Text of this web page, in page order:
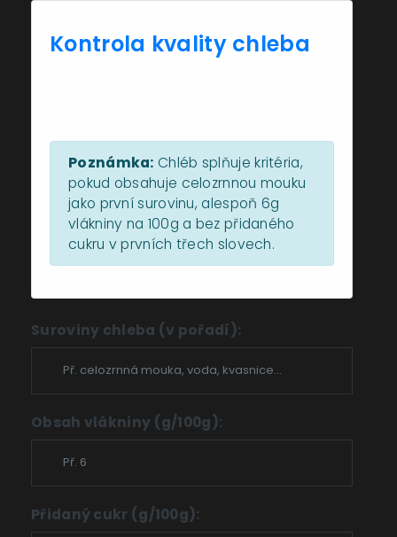
Kontrola kvality chleba
Poznámka: Chléb splňuje kritéria,
pokud obsahuje celozrnnou mouku
jako první surovinu, alespoň 6g
vlákniny na 100g a bez přidaného
cukru v prvních třech slovech.
Suroviny chleba (v pořadí):
Obsah vlákniny (g/100g):
Přidaný cukr (g/100g):